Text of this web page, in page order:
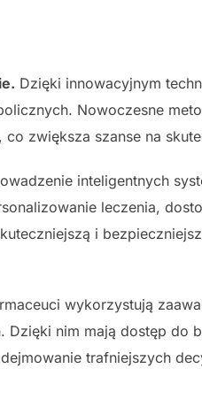
Dzięki innowacyjnym
Nowoczesne
zwiększa szanse na
inteligentnych
leczenia,
i
wykorzystują
nim mają dostęp do
trafniejszych